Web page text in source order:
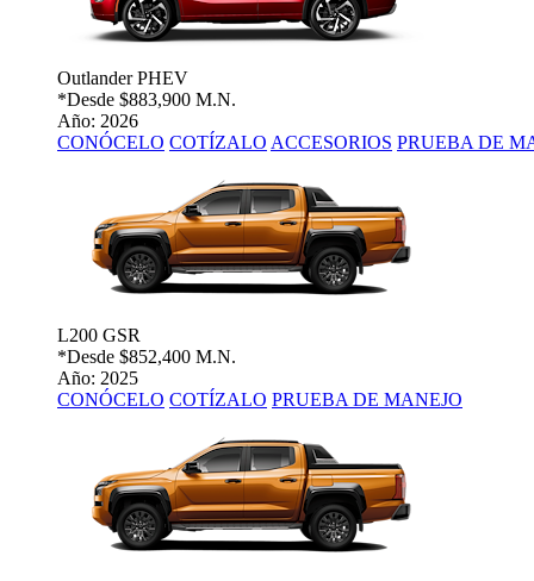
Outlander PHEV
*Desde $883,900 M.N.
Año: 2026
CONÓCELO COTÍZALO ACCESORIOS PRUEBA DE
L200 GSR
*Desde $852,400 M.N.
Año: 2025
CONÓCELO COTÍZALO PRUEBA DE MANEJO